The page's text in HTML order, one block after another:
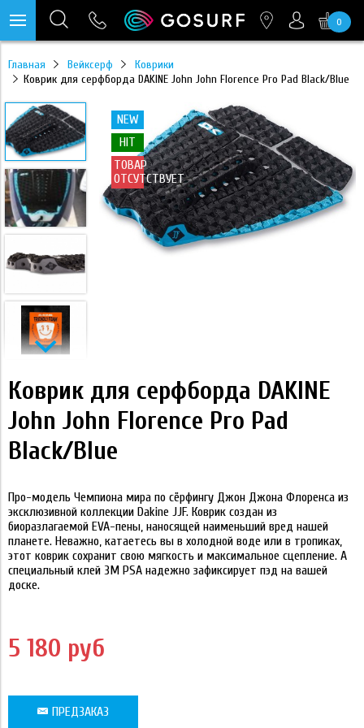
0
Главная Вейксерф
Коврики
Коврик для серфборда DAKINE John John Florence Pro Pad Black/Blue
NEW
HIT
ТОВАР
ОТСУТСТВУЕТ
Коврик для серфборда DAKINE
John John Florence Pro Pad
Black/Blue
Про-модель Чемпиона мира по сёрфингу Джон Джона Флоренса из
эксклюзивной коллекции Dakine JJF. Коврик создан из
биоразлагаемой EVA-пены, наносящей наименьший вред нашей
планете. Неважно, катаетесь вы в холодной воде или в тропиках,
этот коврик сохранит свою мягкость и максимальное сцепление. А
специальный клей 3M PSA надежно зафиксирует пэд на вашей
доске.
5 180 руб
ПРЕДЗАКАЗ
https://mc.yandex.ru/pixel/28467905289433451?rnd=%aw_random%